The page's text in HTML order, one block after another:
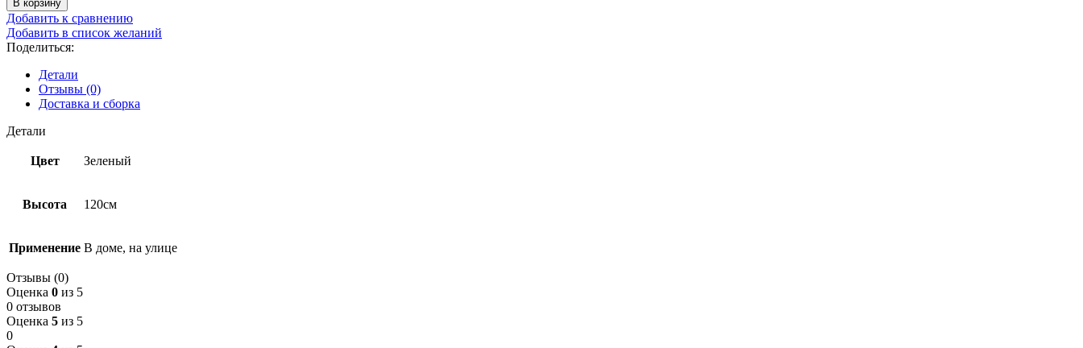
В корзину
Добавить к сравнению
Добавить в список желаний
Поделиться:
Детали
Отзывы (0)
Доставка и сборка
Детали
Цвет Зеленый
Высота 120см
Применение В доме, на улице
Отзывы (0)
Оценка 0 из 5
0 отзывов
Оценка 5 из 5
0